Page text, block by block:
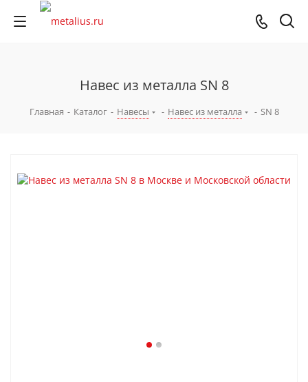
Навес из металла SN 8
Главная - Каталог - Навесы - Навес из металла - SN 8